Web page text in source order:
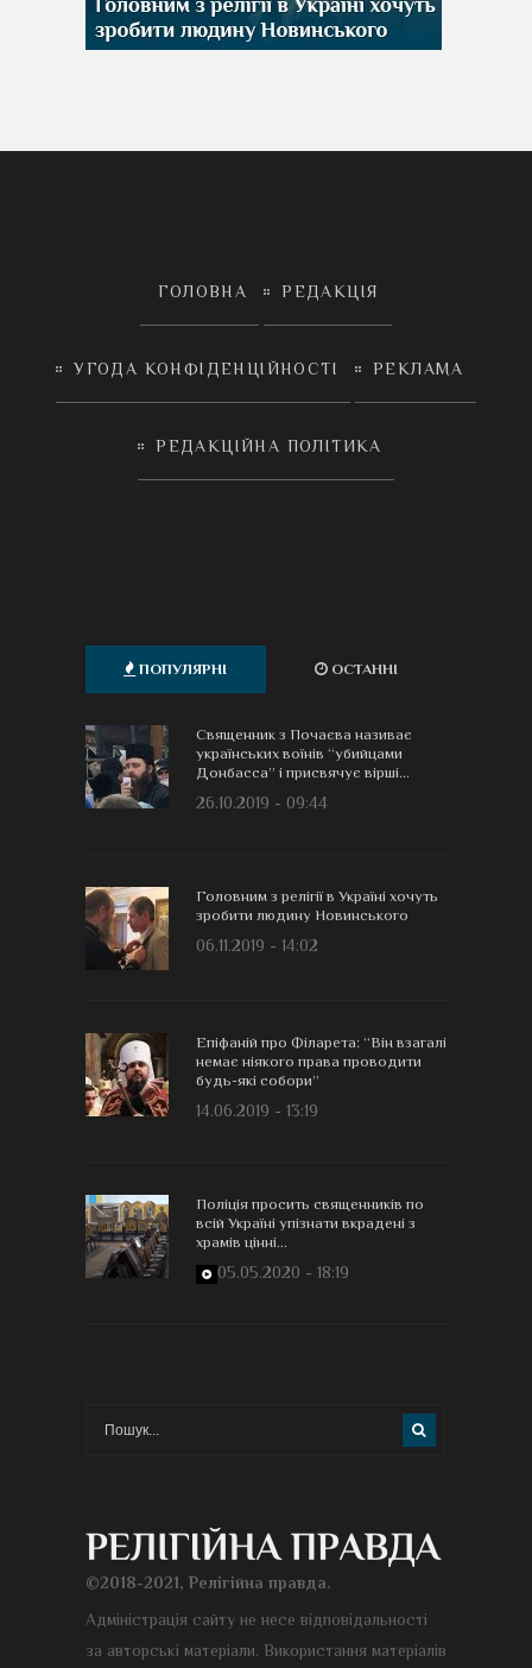
ГОЛОВНА РЕДАКЦІЯ
УГОДА КОНФІДЕНЦІЙНОСТІ РЕКЛАМА
РЕДАКЦІЙНА ПОЛІТИКА
ПОПУЛЯРНІ ОСТАННІ
Священник з Почаєва називає
українських воїнів “убийцами
Донбасса” і присвячує вірші...
26.10.2019 - 09:44
Головним з релігії в Україні хочуть
зробити людину Новинського
06.11.2019 - 14:02
Епіфаній про Філарета: “Він взагалі
немає ніякого права проводити
будь-які собори”
14.06.2019 - 13:19
Поліція просить священників по
всій Україні упізнати вкрадені з
храмів цінні...
05.05.2020 - 18:19
©2018-2021, Релігійна правда.
Адміністрація сайту не несе відповідальності
за авторські матеріали. Використання матеріалів